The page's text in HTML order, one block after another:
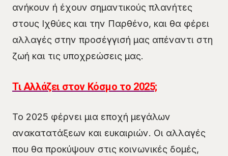
ανήκουν ή έχουν σημαντικούς πλανήτες
στους Ιχθύες και την Παρθένο, και θα φέρει
αλλαγές στην προσέγγισή μας απέναντι στη
ζωή και τις υποχρεώσεις μας.
Τι Αλλάζει στον Κόσμο το 2025;
Το 2025 φέρνει μια εποχή μεγάλων
ανακατατάξεων και ευκαιριών. Οι αλλαγές
που θα προκύψουν στις κοινωνικές δομές,